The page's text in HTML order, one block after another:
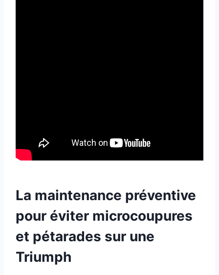
La maintenance préventive
pour éviter microcoupures
et pétarades sur une
Triumph